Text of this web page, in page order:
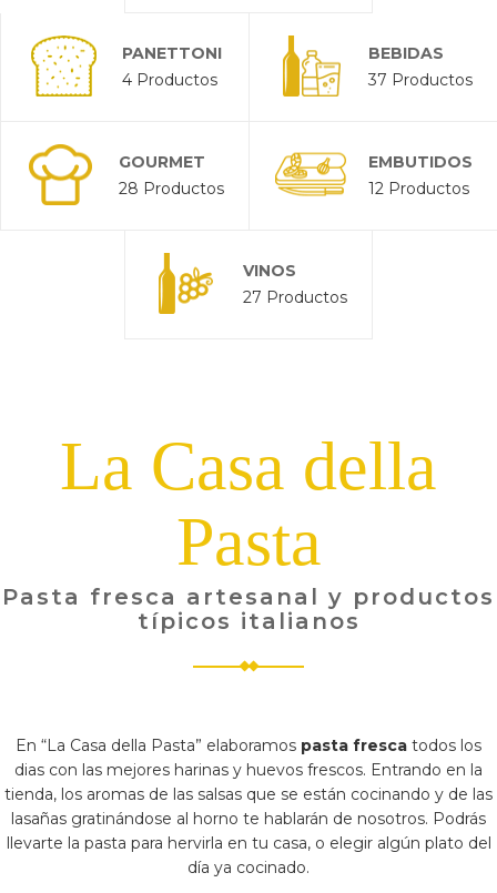
PANETTONI
4 Productos
BEBIDAS
37 Productos
GOURMET
28 Productos
EMBUTIDOS
12 Productos
VINOS
27 Productos
La Casa della
Pasta
Pasta fresca artesanal y productos
típicos italianos
En “La Casa della Pasta” elaboramos pasta fresca todos los
dias con las mejores harinas y huevos frescos. Entrando en la
tienda, los aromas de las salsas que se están cocinando y de las
lasañas gratinándose al horno te hablarán de nosotros. Podrás
llevarte la pasta para hervirla en tu casa, o elegir algún plato del
día ya cocinado.